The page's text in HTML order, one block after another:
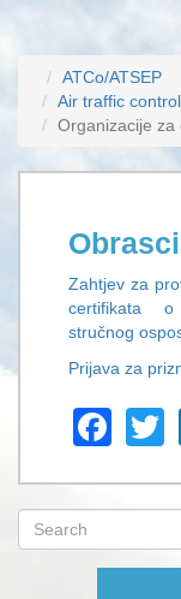
ATCo/ATSEP
Air traffic
Organizacije za
Obrasci
Zahtjev za
certifikata o
stručnog
Prijava za
Search